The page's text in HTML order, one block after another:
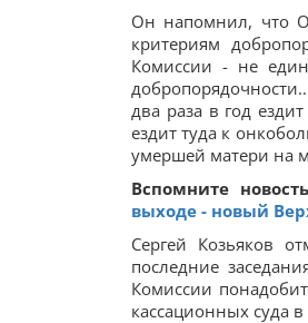
Он напомнил, что
критериям
Комиссии - не
два раза в год
ездит туда к
умершей матери на
Вспомните
выходе - новый
Сергей Козьяков
последние
Комиссии
кассационных суда